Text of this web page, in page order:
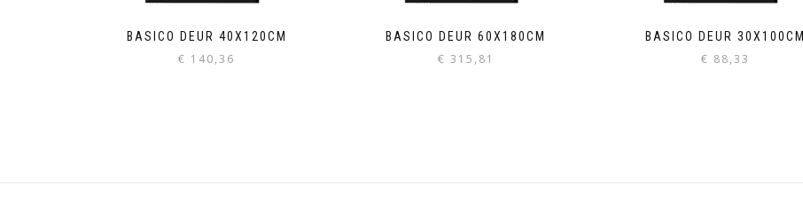
BASICO DEUR 40X120CM
€ 140,36
BASICO DEUR 60X180CM
€ 315,81
BASICO DEUR 30X100CM
€ 88,33